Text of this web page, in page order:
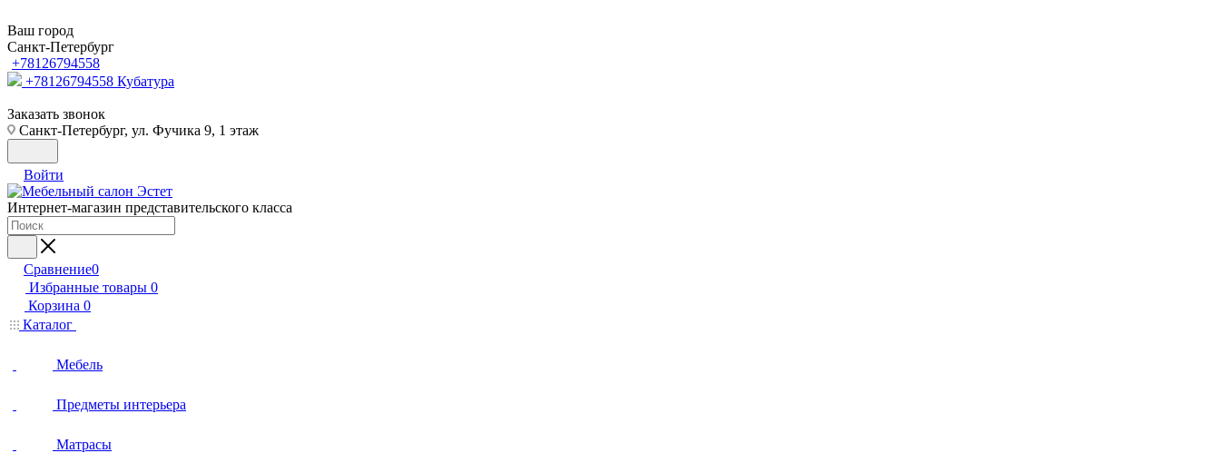
Ваш город
Санкт-Петербург
+78126794558
+78126794558 Кубатура
Заказать звонок
Санкт-Петербург, ул. Фучика 9, 1 этаж
Войти
Интернет-магазин представительского класса
Сравнение0
Избранные товары 0
Корзина 0
Каталог
Мебель
Предметы интерьера
Матрасы